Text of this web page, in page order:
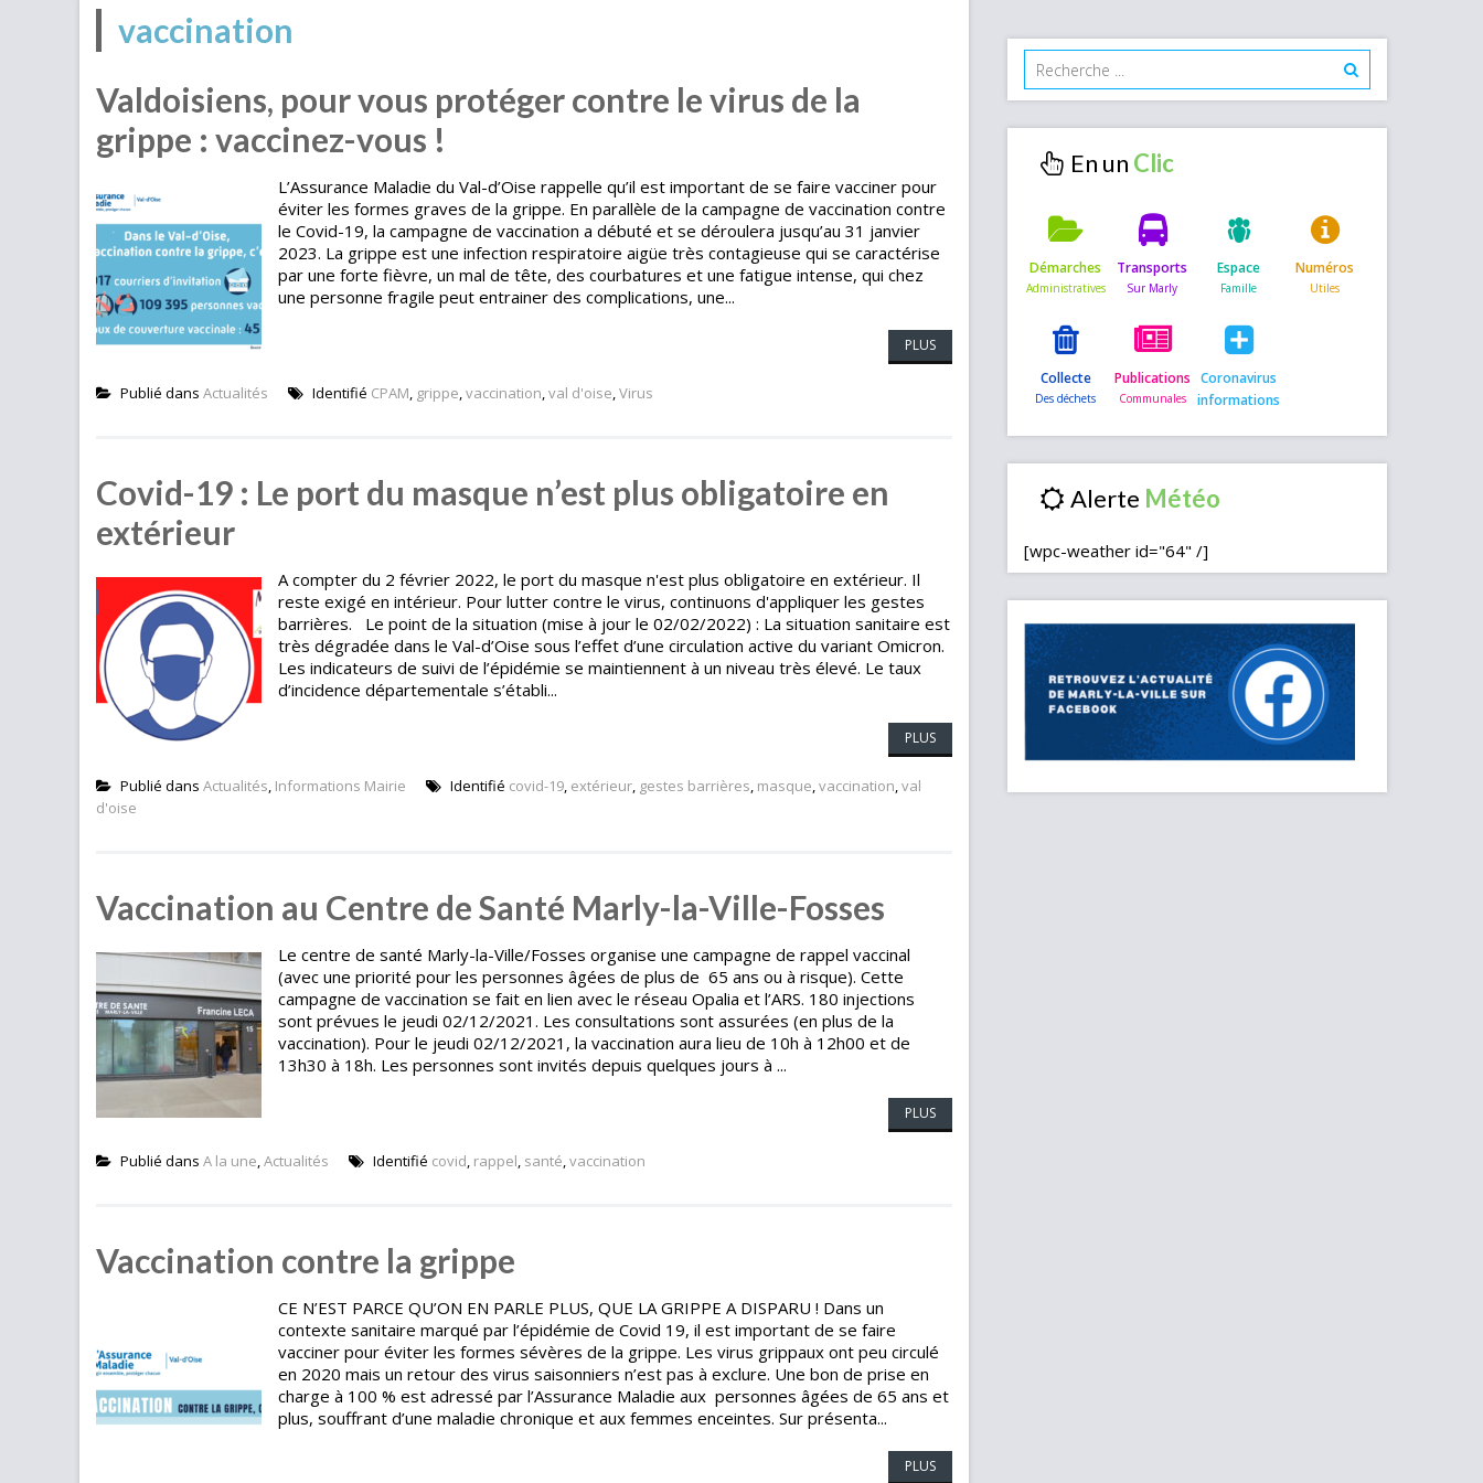
vaccination
Valdoisiens, pour vous protéger contre le virus de la
grippe : vaccinez-vous !
L’Assurance Maladie du Val-d’Oise rappelle qu’il est important de se faire vacciner pour
éviter les formes graves de la grippe. En parallèle de la campagne de vaccination contre
le Covid-19, la campagne de vaccination a débuté et se déroulera jusqu’au 31 janvier
2023. La grippe est une infection respiratoire aigüe très contagieuse qui se caractérise
par une forte fièvre, un mal de tête, des courbatures et une fatigue intense, qui chez
une personne fragile peut entrainer des complications, une...
PLUS
Publié dans Actualités Identifié CPAM, grippe,vaccination,val d'oise,Virus
Covid-19 : Le port du masque n’est plus obligatoire en
extérieur
A compter du 2 février 2022, le port du masque n'est plus obligatoire en extérieur. Il
reste exigé en intérieur. Pour lutter contre le virus, continuons d'appliquer les gestes
barrières. Le point de la situation (mise à jour le 02/02/2022) : La situation sanitaire est
très dégradée dans le Val-d’Oise sous l’effet d’une circulation active du variant Omicron.
Les indicateurs de suivi de l’épidémie se maintiennent à un niveau très élevé. Le taux
d’incidence départementale s’établi...
PLUS
Publié dans Actualités, Informations Mairie Identifié covid-19, extérieur, gestes barrières, masque,vaccination,val
d'oise
Vaccination au Centre de Santé Marly-la-Ville-Fosses
Le centre de santé Marly-la-Ville/Fosses organise une campagne de rappel vaccinal
(avec une priorité pour les personnes âgées de plus de 65 ans ou à risque). Cette
campagne de vaccination se fait en lien avec le réseau Opalia et l’ARS. 180 injections
sont prévues le jeudi 02/12/2021. Les consultations sont assurées (en plus de la
vaccination). Pour le jeudi 02/12/2021, la vaccination aura lieu de 10h à 12h00 et de
13h30 à 18h. Les personnes sont invités depuis quelques jours à ...
PLUS
Publié dans A la une,Actualités Identifié covid, rappel, santé,vaccination
Vaccination contre la grippe
CE N’EST PARCE QU’ON EN PARLE PLUS, QUE LA GRIPPE A DISPARU ! Dans un
contexte sanitaire marqué par l’épidémie de Covid 19, il est important de se faire
vacciner pour éviter les formes sévères de la grippe. Les virus grippaux ont peu circulé
en 2020 mais un retour des virus saisonniers n’est pas à exclure. Une bon de prise en
charge à 100 % est adressé par l’Assurance Maladie aux personnes âgées de 65 ans et
plus, souffrant d’une maladie chronique et aux femmes enceintes. Sur présenta...
PLUS
En un
Démarches Transports Espace Numéros
Collecte Publications Coronavirus
informations
Alerte
[wpc-weather id="64" /]